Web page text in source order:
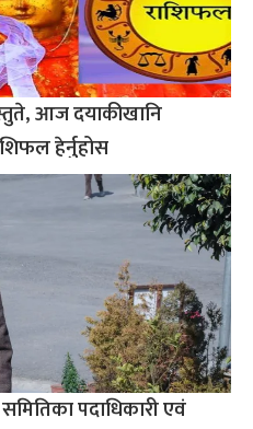
आज दयाकीखानि
हेर्नुहोस
पदाधिकारी एवं